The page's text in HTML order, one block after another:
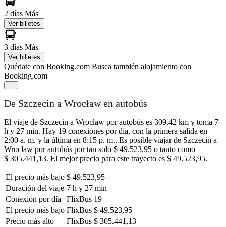
2 días Más
Ver billetes
3 días Más
Ver billetes
Quédate con Booking.com Busca también alojamiento con
Booking.com
De Szczecin a Wrocław en autobús
El viaje de Szczecin a Wrocław por autobús es 309,42 km y toma 7
h y 27 min. Hay 19 conexiones por día, con la primera salida en
2:00 a. m. y la última en 8:15 p. m.. Es posible viajar de Szczecin a
Wrocław por autobús por tan solo $ 49.523,95 o tanto como
$ 305.441,13. El mejor precio para este trayecto es $ 49.523,95.
El precio más bajo $ 49.523,95
Duración del viaje 7 h y 27 min
Conexión por día
FlixBus 19
El precio más bajo FlixBus $ 49.523,95
Precio más alto
FlixBus $ 305.441,13